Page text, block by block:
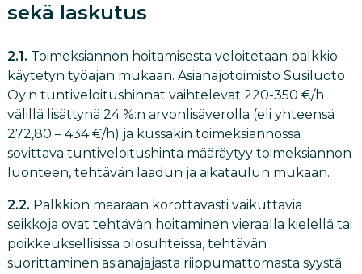
sekä laskutus
2.1. Toimeksiannon hoitamisesta veloitetaan palkkio
käytetyn työajan mukaan. Asianajotoimisto Susiluoto
Oy:n tuntiveloitushinnat vaihtelevat 220-350 €/h
välillä lisättynä 24 %:n arvonlisäverolla (eli yhteensä
272,80 – 434 €/h) ja kussakin toimeksiannossa
sovittava tuntiveloitushinta määräytyy toimeksiannon
luonteen, tehtävän laadun ja aikataulun mukaan.
2.2. Palkkion määrään korottavasti vaikuttavia
seikkoja ovat tehtävän hoitaminen vieraalla kielellä tai
poikkeuksellisissa olosuhteissa, tehtävän
suorittaminen asianajajasta riippumattomasta syystä